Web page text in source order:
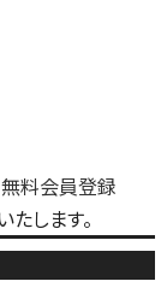
無料会員登録